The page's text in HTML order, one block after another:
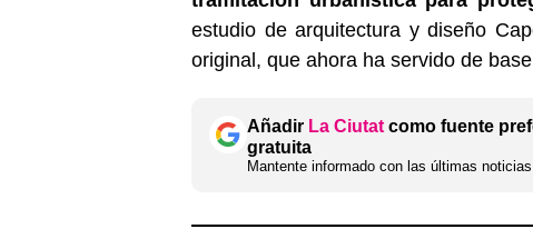
estudio de arquitectura y diseño
original, que ahora ha servido de
Añadir La Ciutat como fuente
gratuita
Mantente informado con las últimas